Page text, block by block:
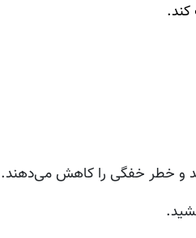
کند.
و خطر خفگی را کاهش می‌دهند.